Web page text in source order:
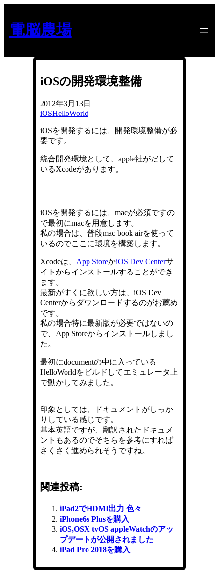
を
ス
ッ
電脳農場
iOSの開発環境整備
2012年3月13日
iOSHelloWorld
iOSを開発するには、開発環境整備が必
要です。
統合開発環境として、apple社がだして
いるXcodeがあります。
iOSを開発するには、macが必須ですの
で最初にmacを用意します。
私の場合は、普段mac book airを使って
いるのでここに環境を構築します。
Xcodeは、 App StoreかiOS Dev Centerサ
イトからインストールすることができ
ます。
最新がすくに欲しい方は、iOS Dev
Centerからダウンロードするのがお薦め
です。
私の場合特に最新版が必要ではないの
で、App Storeからインストールしまし
た。
最初にdocumentの中に入っている
HelloWorldをビルドしてエミュレータ上
で動かしてみました。
印象としては、ドキュメントがしっか
りしている感じです。
基本英語ですが、翻訳されたドキュメ
ントもあるのでそちらを参考にすれば
さくさく進められそうですね。
関連投稿:
iPad2でHDMI出力 色々
iPhone6s Plusを購入
iOS,OSX tvOS appleWatchのアッ
プデートが公開されました
iPad Pro 2018を購入